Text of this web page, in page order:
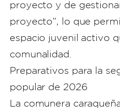
proyecto y de
proyecto”, lo que
espacio juvenil activo
comunalidad.
Preparativos para la
popular de 2026
La comunera